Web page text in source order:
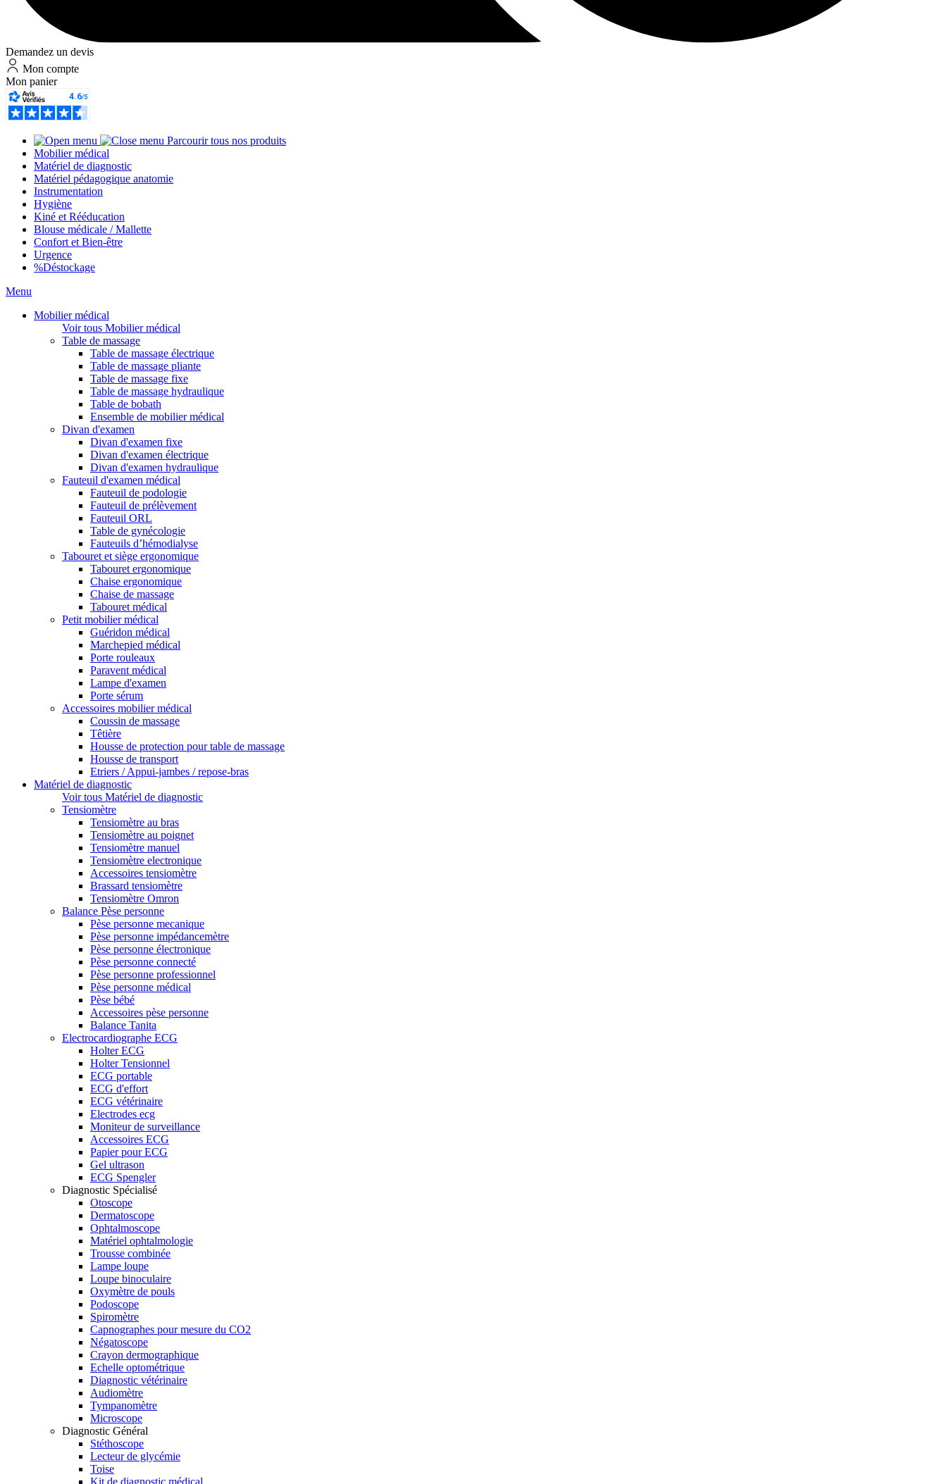
Demandez un devis
Mon compte
Mon panier
Parcourir tous nos produits
Mobilier médical
Matériel de diagnostic
Matériel pédagogique anatomie
Instrumentation
Hygiène
Kiné et Rééducation
Blouse médicale / Mallette
Confort et Bien-être
Urgence
%Déstockage
Menu
Mobilier médical
Voir tous Mobilier médical
Table de massage
Table de massage électrique
Table de massage pliante
Table de massage fixe
Table de massage hydraulique
Table de bobath
Ensemble de mobilier médical
Divan d'examen
Divan d'examen fixe
Divan d'examen électrique
Divan d'examen hydraulique
Fauteuil d'examen médical
Fauteuil de podologie
Fauteuil de prélèvement
Fauteuil ORL
Table de gynécologie
Fauteuils d’hémodialyse
Tabouret et siège ergonomique
Tabouret ergonomique
Chaise ergonomique
Chaise de massage
Tabouret médical
Petit mobilier médical
Guéridon médical
Marchepied médical
Porte rouleaux
Paravent médical
Lampe d'examen
Porte sérum
Accessoires mobilier médical
Coussin de massage
Têtière
Housse de protection pour table de massage
Housse de transport
Etriers / Appui-jambes / repose-bras
Matériel de diagnostic
Voir tous Matériel de diagnostic
Tensiomètre
Tensiomètre au bras
Tensiomètre au poignet
Tensiomètre manuel
Tensiomètre electronique
Accessoires tensiomètre
Brassard tensiomètre
Tensiomètre Omron
Balance Pèse personne
Pèse personne mecanique
Pèse personne impédancemètre
Pèse personne électronique
Pèse personne connecté
Pèse personne professionnel
Pèse personne médical
Pèse bébé
Accessoires pèse personne
Balance Tanita
Electrocardiographe ECG
Holter ECG
Holter Tensionnel
ECG portable
ECG d'effort
ECG vétérinaire
Electrodes ecg
Moniteur de surveillance
Accessoires ECG
Papier pour ECG
Gel ultrason
ECG Spengler
Diagnostic Spécialisé
Otoscope
Dermatoscope
Ophtalmoscope
Matériel ophtalmologie
Trousse combinée
Lampe loupe
Loupe binoculaire
Oxymètre de pouls
Podoscope
Spiromètre
Capnographes pour mesure du CO2
Négatoscope
Crayon dermographique
Echelle optométrique
Diagnostic vétérinaire
Audiomètre
Tympanomètre
Microscope
Diagnostic Général
Stéthoscope
Lecteur de glycémie
Toise